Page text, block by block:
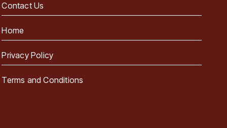
Contact Us
Home
Privacy Policy
Terms and Conditions